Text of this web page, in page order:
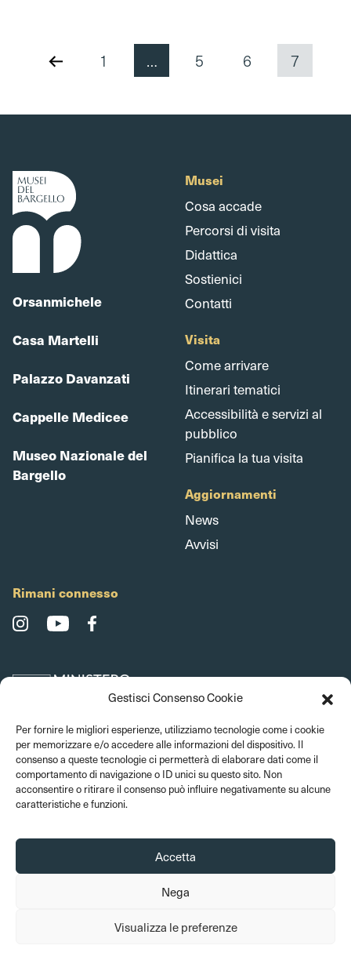
Gestisci Consenso Cookie
Per fornire le migliori esperienze, utilizziamo tecnologie come i cookie
per memorizzare e/o accedere alle informazioni del dispositivo. Il
consenso a queste tecnologie ci permetterà di elaborare dati come il
comportamento di navigazione o ID unici su questo sito. Non
acconsentire o ritirare il consenso può influire negativamente su alcune
caratteristiche e funzioni.
Accetta
Nega
Visualizza le preferenze
1 … 5 6 7
Orsanmichele
Casa Martelli
Palazzo Davanzati
Cappelle Medicee
Museo Nazionale del
Bargello
Musei
Cosa accade
Percorsi di visita
Didattica
Sostienici
Contatti
Visita
Come arrivare
Itinerari tematici
Accessibilità e servizi al
pubblico
Pianifica la tua visita
Aggiornamenti
News
Avvisi
Rimani connesso
© 2026 Musei del Bargello. Tutti i diritti sono riservati
Amministrazione trasparente